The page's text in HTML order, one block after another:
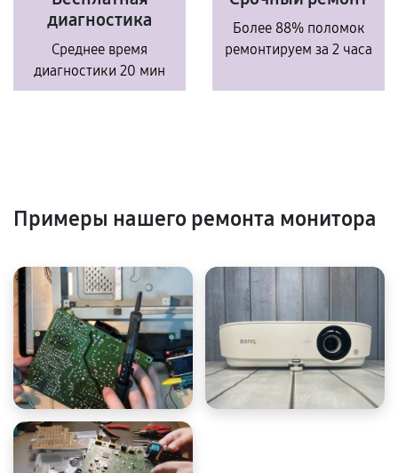
диагностика
Среднее время
диагностики 20 мин
Более 88% поломок
ремонтируем за 2 часа
Примеры нашего ремонта монитора